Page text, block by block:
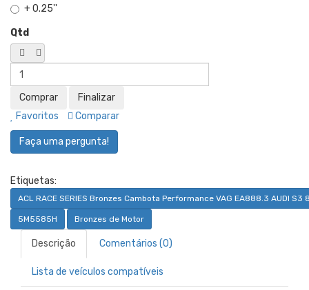
+ 0.25''
Qtd
Favoritos Comparar
Faça uma pergunta!
Etiquetas:
ACL RACE SERIES Bronzes Cambota Performance VAG EA888.3 AUDI S3
5M5585H Bronzes de Motor
Descrição Comentários (0)
Lista de veículos compatíveis